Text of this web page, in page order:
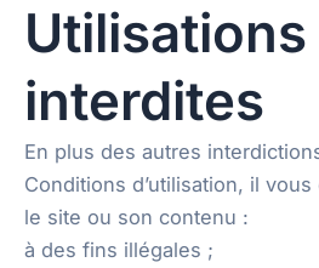
Utilisations
interdites
En plus des autres
Conditions d’utilisation, il
le site ou son contenu :
à des fins illégales ;